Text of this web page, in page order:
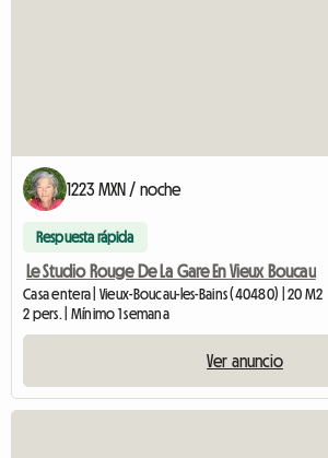
1223 MXN / noche
Respuesta rápida
Le Studio Rouge De La Gare En Vieux Boucau
Casa entera | Vieux-Boucau-les-Bains (40480) | 20 M2
2 pers. | Mínimo 1 semana
Ver anuncio